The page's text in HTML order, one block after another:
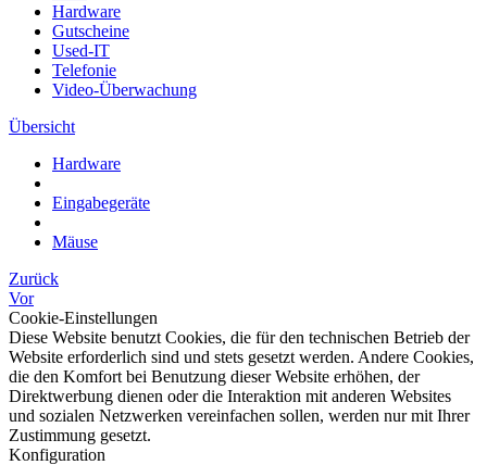
Hardware
Gutscheine
Used-IT
Telefonie
Video-Überwachung
Übersicht
Hardware
Eingabegeräte
Mäuse
Zurück
Vor
Cookie-Einstellungen
Diese Website benutzt Cookies, die für den technischen Betrieb der
Website erforderlich sind und stets gesetzt werden. Andere Cookies,
die den Komfort bei Benutzung dieser Website erhöhen, der
Direktwerbung dienen oder die Interaktion mit anderen Websites
und sozialen Netzwerken vereinfachen sollen, werden nur mit Ihrer
Zustimmung gesetzt.
Konfiguration